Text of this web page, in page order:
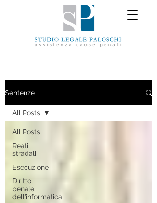
Sentenze
All Posts
Reati
stradali
Esecuzione
Diritto
penale
dell'informatica
All Posts